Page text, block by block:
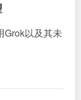
Grok以及其未